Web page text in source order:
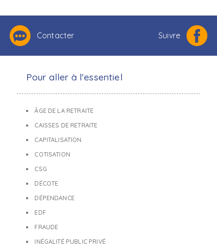
Contacter Suivre
Pour aller à l'essentiel
ÂGE DE LA RETRAITE
CAISSES DE RETRAITE
CAPITALISATION
COTISATION
CSG
DÉCOTE
DÉPENDANCE
EDF
FRAUDE
INÉGALITÉ PUBLIC PRIVÉ